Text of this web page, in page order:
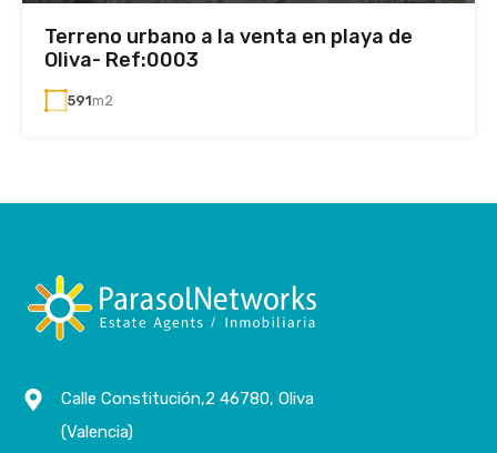
Terreno urbano a la venta en playa de
Oliva- Ref:0003
591m2
Calle Constitución,2 46780, Oliva
(Valencia)